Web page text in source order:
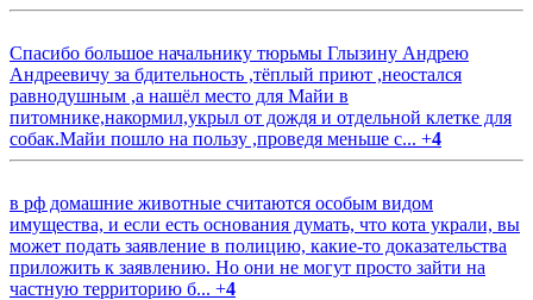
Спасибо большое начальнику тюрьмы Глызину Андрею
Андреевичу за бдительность ,тёплый приют ,неостался
равнодушным ,а нашёл место для Майи в
питомнике,накормил,укрыл от дождя и отдельной клетке для
собак.Майи пошло на пользу ,проведя меньше с... +4
в рф домашние животные считаются особым видом
имущества, и если есть основания думать, что кота украли, вы
может подать заявление в полицию, какие-то доказательства
приложить к заявлению. Но они не могут просто зайти на
частную территорию б... +4